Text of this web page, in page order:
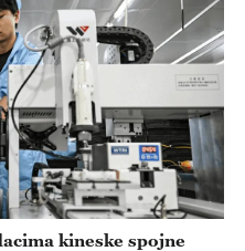
kineske spojne